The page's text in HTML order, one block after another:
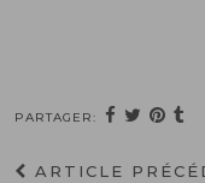
PARTAGER:
ARTICLE